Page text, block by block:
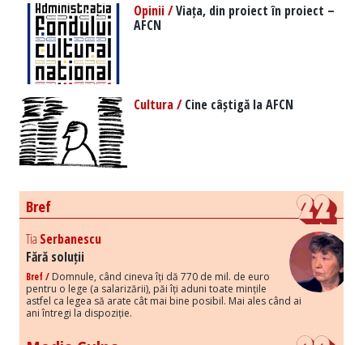
Opinii /Viața, din proiect în proiect –
AFCN
Cultura /Cine câștigă la AFCN
Bref
Tia Serbanescu
Fără soluții
Bref / Domnule, când cineva îți dă 770 de mil. de euro
pentru o lege (a salarizării), păi îți aduni toate mințile
astfel ca legea să arate cât mai bine posibil. Mai ales când ai
ani întregi la dispoziție.